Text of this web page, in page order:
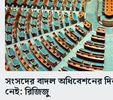
সংসদের বাদল অধিবেশনের
নেই: রিজিজু